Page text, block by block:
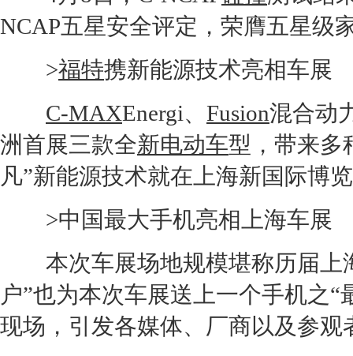
NCAP五星安全评定，荣膺五星级
>福特携新能源技术亮相车展
C-MAXEnergi、 Fusion混合动
洲首展三款全新电动车型，带来多
凡”新能源技术就在上海新国际博
>中国最大手机亮相 上海车展
本次车展场地规模堪称历届
户”也为本次车展送上一个手机之
现场，引发各媒体、厂商以及参观